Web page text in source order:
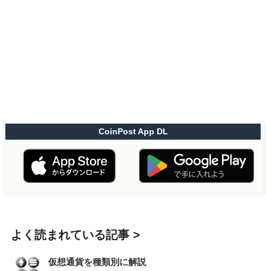
CoinPost App DL
よく読まれている記事
仮想通貨を種類別に解説